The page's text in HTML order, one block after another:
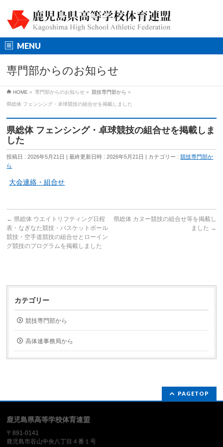
MENU
専門部からのお知らせ
HOME » 専門部からのお知らせ » 競技専門部から »
県総体 フェンシング・卓球競技の組合せを掲載しました
県総体 フェンシング・卓球競技の組合せを掲載しま
した
投稿日 : 2026年5月21日 最終更新日時 : 2026年5月21日 カテゴリー :競技専門部か
ら
大会連絡・組合せ
← 県総体 ウエイトリフティング日程
表・なぎなた競技・バスケットボール
競技・空手道競技の組合せとローイン
グ競技のプログラムを掲載しました
県総体 カヌー競技の組合せ等を掲載し
ました →
カテゴリー
競技専門部から
高体連事務局から
PAGETOP
鹿児島県高等学校体育連盟
〒891-0141
鹿児島市谷山中央八丁目４番１号